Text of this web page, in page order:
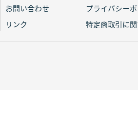
お問い合わせ
プライバシー
リンク
特定商取引に